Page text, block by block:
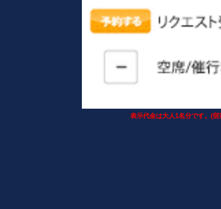
表示代金は大人1名分です。(